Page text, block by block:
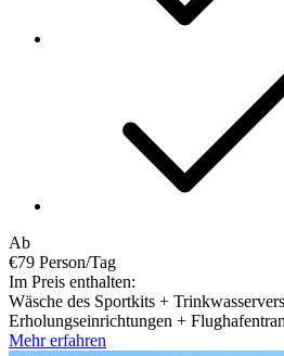
Ab
€79 Person/Tag
Im Preis enthalten:
Wäsche des Sportkits +
Erholungseinrichtungen +
Mehr erfahren